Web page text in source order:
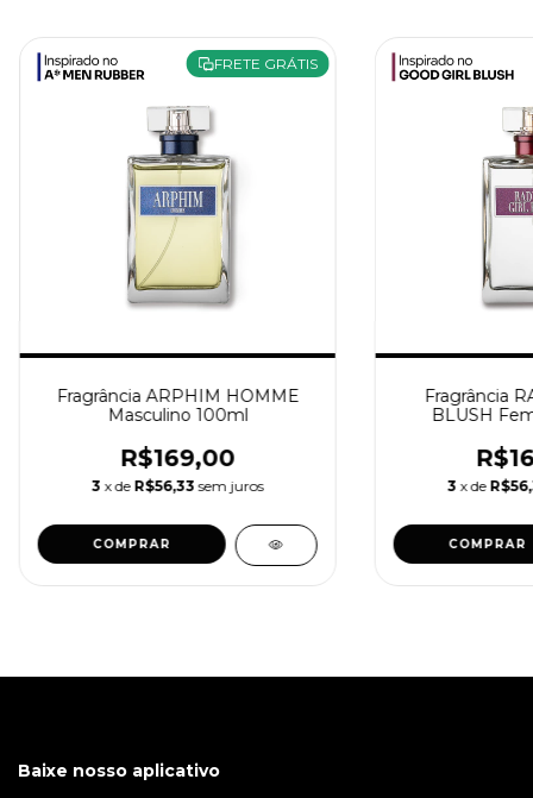
FRETE GRÁTIS
Fragrância ARPHIM HOMME
Masculino 100ml
R$169,00
3 x de R$56,33 sem juros
COMPRAR
Fragrância
BLUSH
3 x de
COMPRAR
Baixe nosso aplicativo